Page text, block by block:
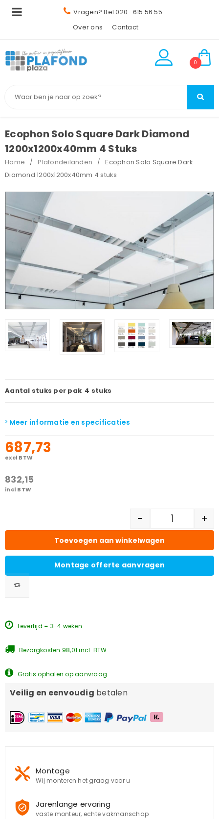
Vragen? Bel 020- 615 56 55
Over ons
Contact
0
Ecophon Solo Square Dark Diamond
1200x1200x40mm 4 Stuks
Home / Plafondeilanden /
Ecophon Solo Square Dark
Diamond 1200x1200x40mm 4 stuks
Aantal stuks per pak 4 stuks
Meer informatie en specificaties
687,73
excl BTW
832,15
incl BTW
- +
Toevoegen aan winkelwagen
Montage offerte aanvragen
Levertijd = 3-4 weken
Bezorgkosten 98,01 incl. BTW
Gratis ophalen op aanvraag
Veilig en eenvoudig betalen
Montage
Wij monteren het graag voor u
Jarenlange ervaring
vaste monteur, echte vakmanschap